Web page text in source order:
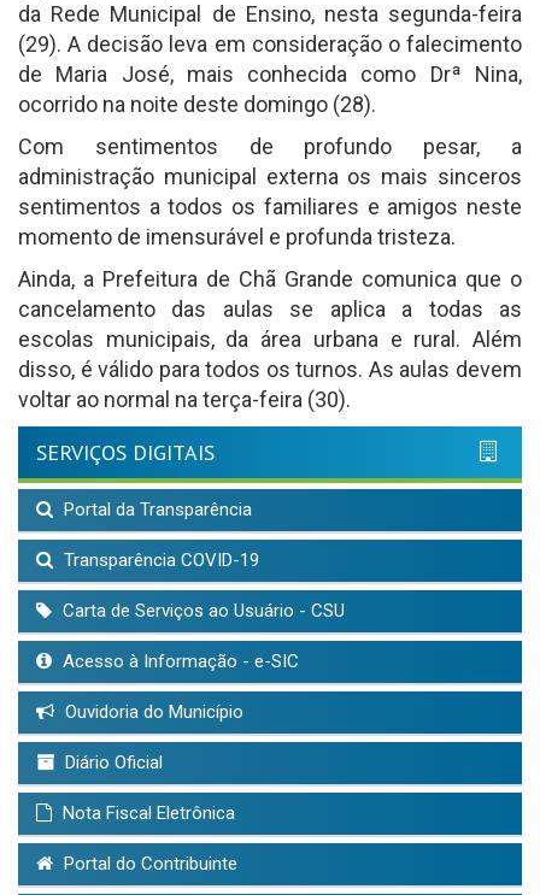
da Rede Municipal de Ensino, nesta segunda-feira
(29). A decisão leva em consideração o falecimento
de Maria José, mais conhecida como Drª Nina,
ocorrido na noite deste domingo (28).
Com sentimentos de profundo pesar, a
administração municipal externa os mais sinceros
sentimentos a todos os familiares e amigos neste
momento de imensurável e profunda tristeza.
Ainda, a Prefeitura de Chã Grande comunica que o
cancelamento das aulas se aplica a todas as
escolas municipais, da área urbana e rural. Além
disso, é válido para todos os turnos. As aulas devem
voltar ao normal na terça-feira (30).
SERVIÇOS DIGITAIS
Portal da Transparência
Transparência COVID-19
Carta de Serviços ao Usuário - CSU
Acesso à Informação - e-SIC
Ouvidoria do Município
Diário Oficial
Nota Fiscal Eletrônica
Portal do Contribuinte